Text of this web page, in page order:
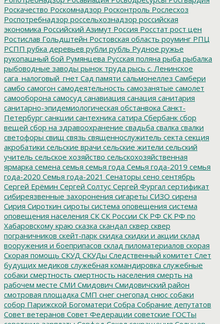
Роскачество Роскомнадзор Росконтроль Рослесхоз
Роспотребнадзор россельхознадзор российская
экономика Российский Азимут Россия Росстат рост цен
Ростислав Гольдштейн Ростовская область роуминг РПЦ
РСПП рубка деревьев рубли рубль Рудное ружье
рукопашный бой Румянцева Русская поляна рыба рыбалка
рыбоводные заводы рынок труда рысь с. Ленинское
сага_налоговый_гнет Сад памяти сальмонеллез Самбери
самбо самогон самодеятельность самозанятые самолет
самооборона самосуд санавиация санация санитария
санитарно-эпидемиологическая обстанвока Санкт-
Петербург санкции сантехника сатира Сбербанк сбор
вещей сбор на здравоохранение свадьба свалка свалки
светофоры свищ связь священнослужитель секта секция
акробатики сельские врачи сельские жители сельский
учитель сельское хозяйство сельскохозяйственная
ярмарка семена семья семья года Семья года-2019 семья
года-2020 Семья года-2021 Сенаторы сено сентябрь
Сергей Ерёмин Сергей Солтус Сергей Фургал сертификат
сибиреязвенные захоронения сигареты СИЗО сирена
Сирия Сироткин сироты система оповещения система
оповещения населения СК СК России СК РФ СК РФ по
Хабаровскому краю сказка скандал сквер сквер
пограничников скейт-парк скидка скидки и акции склад
вооружения и боеприпасов склад пиломатериалов скорая
Скорая помощь СКУД СКУДы Следственный комитет Слет
будущих медиков служебная командировка служебные
собаки смертность смертность населения смерть на
рабочем месте СМИ Смидович Смидовичский район
смотровая площадка СМП снег снегопад снюс собаки
собор Парижской Богоматери Собра Собрание депутатов
Совет ветеранов Совет Федерации советские ГОСТы